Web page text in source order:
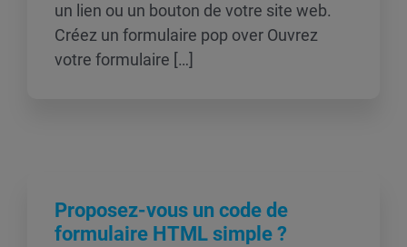
un lien ou un bouton de votre site web.
Créez un formulaire pop over Ouvrez
votre formulaire […]
Proposez-vous un code de
formulaire HTML simple ?